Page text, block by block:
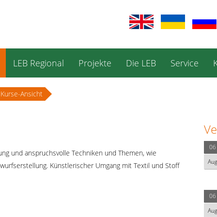
LEB Regional Projekte Die LEB Service
Kurse-Ansicht
und anspruchsvolle Techniken und Themen, wie
Künstlerischer Umgang mit Textil und Stoff
06
Aug
06
Aug